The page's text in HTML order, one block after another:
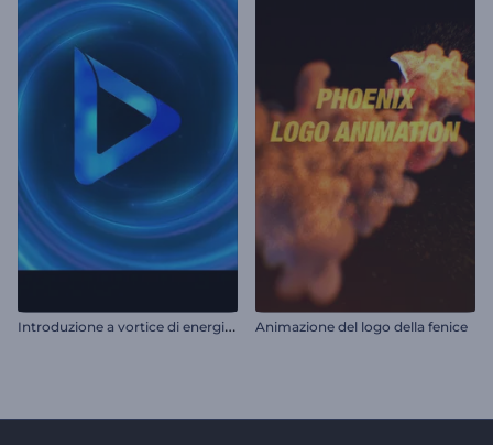
I
ntroduzione a vortice di energia neon Animazione del logo della fenice